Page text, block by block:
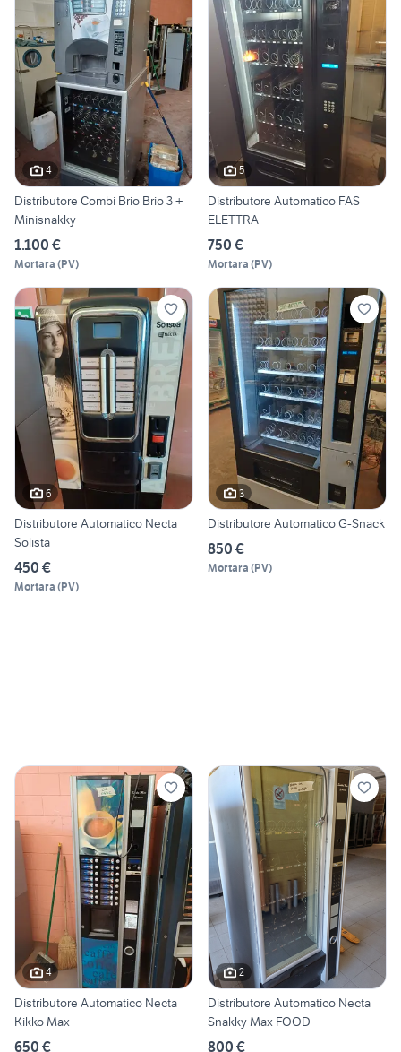
4
Distributore Combi Brio Brio 3 +
Minisnakky
1.100 €
Mortara (PV)
5
Distributore Automatico FAS
ELETTRA
750 €
Mortara (PV)
6
Distributore Automatico Necta
Solista
450 €
Mortara (PV)
3
Distributore Automatico G-Snack
850 €
Mortara (PV)
4
Distributore Automatico Necta
Kikko Max
650 €
2
Distributore Automatico Necta
Snakky Max FOOD
800 €